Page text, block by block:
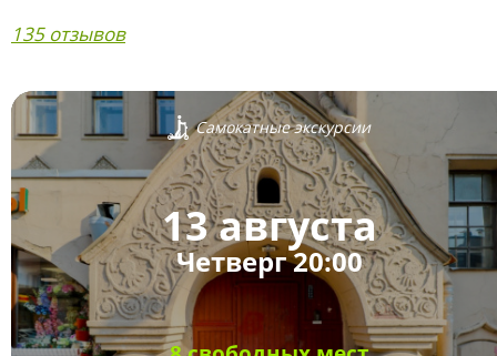
135 отзывов
Самокатные экскурсии
13 августа
Четверг 20:00